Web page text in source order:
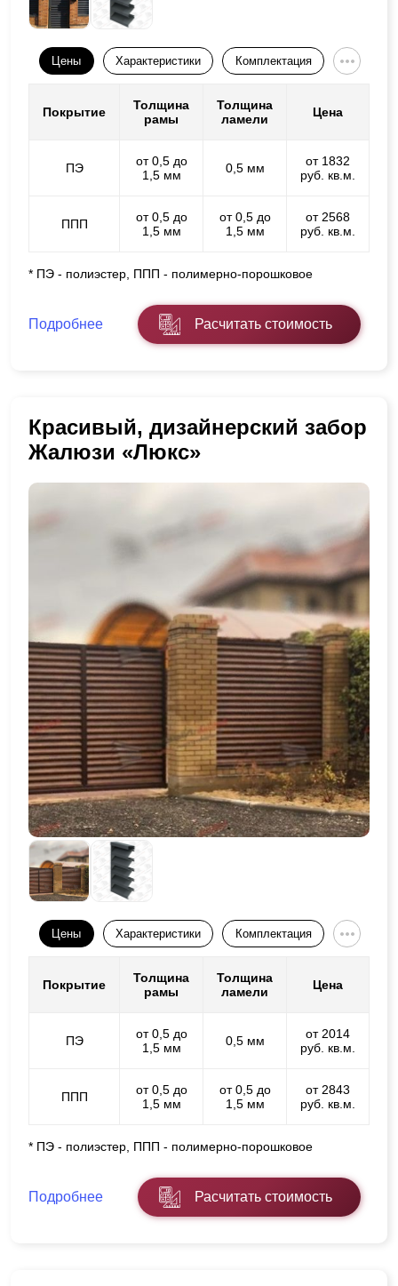
Цены Характеристики Комплектация
Покрытие
Толщина
рамы
Толщина
ламели
Цена
ПЭ
от 0,5 до
1,5 мм
0,5 мм
от 1832
руб. кв.м.
ППП
от 0,5 до
1,5 мм
от 0,5 до
1,5 мм
от 2568
руб. кв.м.
* ПЭ - полиэстер, ППП - полимерно-порошковое
Подробнее Расчитать стоимость
Красивый, дизайнерский забор
Жалюзи «Люкс»
Цены Характеристики Комплектация
Покрытие
Толщина
рамы
Толщина
ламели
Цена
ПЭ
от 0,5 до
1,5 мм
0,5 мм
от 2014
руб. кв.м.
ППП
от 0,5 до
1,5 мм
от 0,5 до
1,5 мм
от 2843
руб. кв.м.
* ПЭ - полиэстер, ППП - полимерно-порошковое
Подробнее Расчитать стоимость